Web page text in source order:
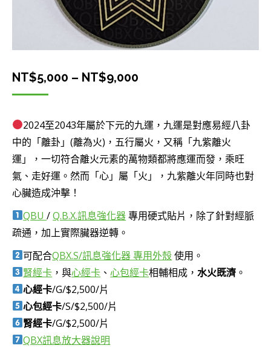
NT$5,000 – NT$9,000
圍：
NT$5,000
到
NT$9,000
2024至2043年屬於下元的九運，九運是對應易經八卦
中的「離卦」(離為火)，五行屬火，又稱「九紫離火
運」，一切符合離火元素的萬物類都將應運而發，乘旺
氣、走好運。然而「心」屬「火」，九紫離火年同時也對
心臟造成沖擊！
QBU/Q.B.X.訊息強化器專用硬式貼片，除了針對經脈
疏通，加上實際臟器逆轉。
可配合QBX.S/訊息強化器 專用外殼使用。
腎經卡 ，與心經卡 、 心包經卡相輔相成，水火既濟 。
心經卡/G/$2,500/片
心包經卡/S/$2,500/片
腎經卡/G/$2,500/片
QBX訊息放大器說明